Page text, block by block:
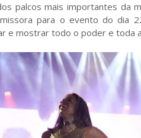
palcos mais importantes da
para o evento do dia
e mostrar todo o poder e toda